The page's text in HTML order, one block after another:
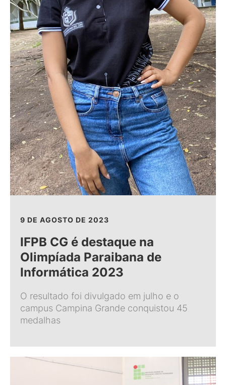
9 DE AGOSTO DE 2023
IFPB CG é destaque na
Olimpíada Paraibana de
Informática 2023
O resultado foi divulgado em julho e o
campus Campina Grande conquistou 45
medalhas